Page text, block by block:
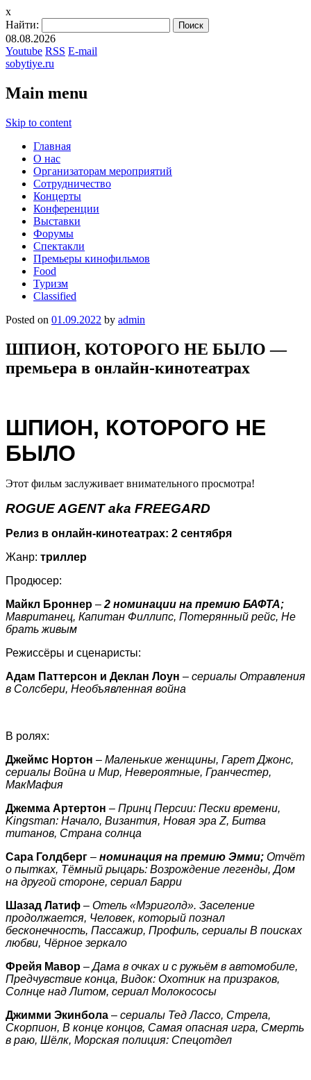
x
Найти:
08.08.2026
Youtube RSS E-mail
sobytiye.ru
Main menu
Skip to content
Главная
О нас
Организаторам мероприятий
Сотрудничество
Концерты
Конференции
Выставки
Форумы
Спектакли
Премьеры кинофильмов
Food
Туризм
Сlassified
Posted on 01.09.2022 by admin
ШПИОН, КОТОРОГО НЕ БЫЛО —
премьера в онлайн-кинотеатрах
ШПИОН, КОТОРОГО НЕ
БЫЛО
Этот фильм заслуживает внимательного просмотра!
ROGUE AGENT aka FREEGARD
Релиз в онлайн-кинотеатрах: 2 сентября
Жанр: триллер
Продюсер:
Майкл Броннер – 2 номинации на премию БАФТА;
Мавританец, Капитан Филлипс, Потерянный рейс, Не
брать живым
Режиссёры и сценаристы:
Адам Паттерсон и Деклан Лоун – сериалы Отравления
в Солсбери, Необъявленная война
В ролях:
Джеймс Нортон – Маленькие женщины, Гарет Джонс,
сериалы Война и Мир, Невероятные, Гранчестер,
МакМафия
Джемма Артертон – Принц Персии: Пески времени,
Kingsman: Начало, Византия, Новая эра Z, Битва
титанов, Страна солнца
Сара Голдберг – номинация на премию Эмми; Отчёт
о пытках, Тёмный рыцарь: Возрождение легенды, Дом
на другой стороне, сериал Барри
Шазад Латиф – Отель «Мэриголд». Заселение
продолжается, Человек, который познал
бесконечность, Пассажир, Профиль, сериалы В поисках
любви, Чёрное зеркало
Фрейя Мавор –Дама в очках и с ружьём в автомобиле,
Предчувствие конца, Видок: Охотник на призраков,
Солнце над Литом, сериал Молокососы
Джимми Экинбола – сериалы Тед Лассо, Стрела,
Скорпион, В конце концов, Самая опасная игра, Смерть
в раю, Шёлк, Морская полиция: Спецотдел